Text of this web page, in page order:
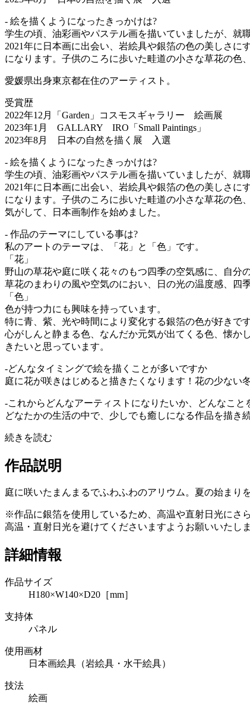
- 絵を描くようになったきっかけは?
学生の頃、油彩画やパステル画を描いていましたが、就
2021年に日本画に出会い、岩絵具や銀箔の色の美しさ
になります。子供のころに歩いた畦道の小さな草花の色
愛媛県出身東京都在住のアーティスト。
受賞歴
2022年12月「Garden」コスモスギャラリー 絵画展
2023年1月 GALLARY IRO「Small Paintings」
2023年8月 日本の自然を描く展 入選
- 絵を描くようになったきっかけは?
学生の頃、油彩画やパステル画を描いていましたが、就
2021年に日本画に出会い、岩絵具や銀箔の色の美しさ
になります。子供のころに歩いた畦道の小さな草花の
気がして、日本画制作を始めました。
- 作品のテーマにしている事は?
私のアートのテーマは、「花」と「色」です。
「花」
野山の草花や庭に咲く花々のもつ四季の空気感に、自分
草花のまわりの風や空気のにおい、日の光の温度感、四
「色」
色が持つ力にも興味を持っています。
特に青、紫、光や時間により変化する銀箔の色が好きです
心がしんと静まる色、なんだか元気が出てくる色、懐か
きたいと思っています。
-どんなタイミングで絵を描くことが多いですか
庭に花が咲きはじめると描きたくなります！花の少ない
-これからどんなアーティストになりたいか、どんなこと
どなたかの生活の中で、少しでも癒しになる作品を描き
続きを読む
作品説明
庭に咲いたまんまるでふわふわのアリウム。夏の始まり
※作品に銀箔を使用しているため、高温や直射日光にさ
高温・直射日光を避けてくださいますようお願いいたしま
詳細情報
作品サイズ
H180×W140×D20［mm］
支持体
パネル
使用画材
日本画絵具（岩絵具・水干絵具）
技法
絵画